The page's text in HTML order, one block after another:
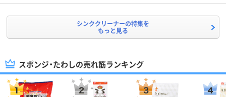
シンククリーナーの特集を
もっと見る
スポンジ・たわしの売れ筋ランキング